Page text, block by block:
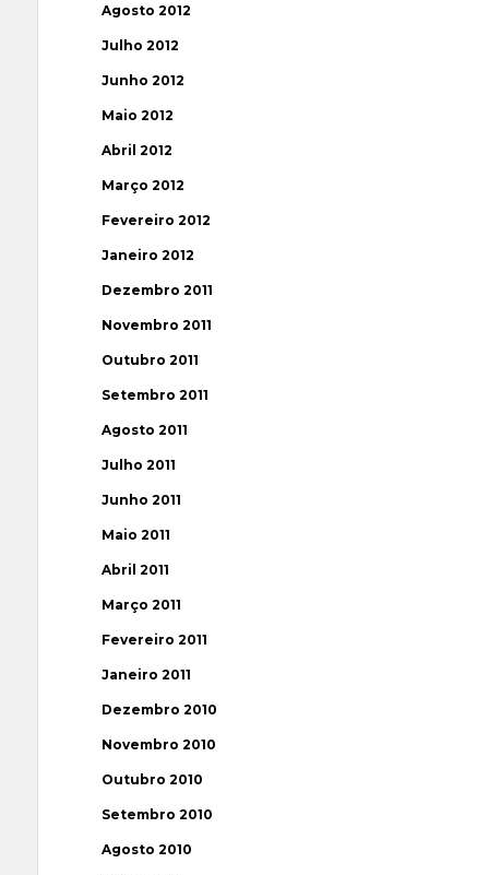
Agosto 2012
Julho 2012
Junho 2012
Maio 2012
Abril 2012
Março 2012
Fevereiro 2012
Janeiro 2012
Dezembro 2011
Novembro 2011
Outubro 2011
Setembro 2011
Agosto 2011
Julho 2011
Junho 2011
Maio 2011
Abril 2011
Março 2011
Fevereiro 2011
Janeiro 2011
Dezembro 2010
Novembro 2010
Outubro 2010
Setembro 2010
Agosto 2010